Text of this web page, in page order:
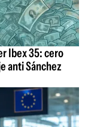
Ibex 35: cero
anti Sánchez